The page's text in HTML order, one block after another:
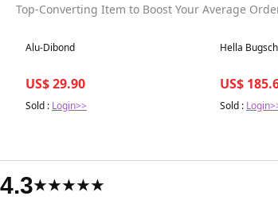
Top-Converting Item to Boost Your Average
Best in 7 days
Alu-Dibond
US$ 29.90
Sold : Login>>
Best in 7
Hella
US$
Sold :
4.3★★★★★